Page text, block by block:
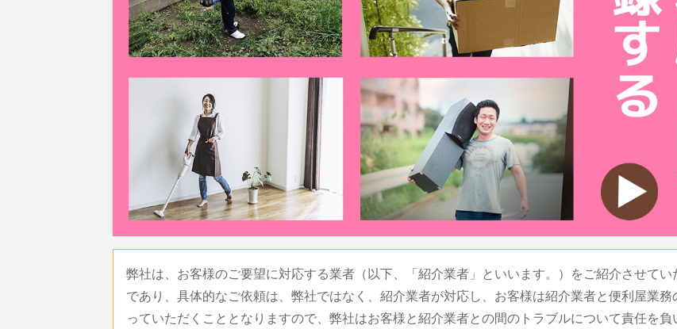
弊社は、お客様のご要望に対応する業者（以下、「紹介業者」といいます。）をご紹介させてい
であり、具体的なご依頼は、弊社ではなく、紹介業者が対応し、お客様は紹介業者と便利屋業務
っていただくこととなりますので、弊社はお客様と紹介業者との間のトラブルについて責任を負